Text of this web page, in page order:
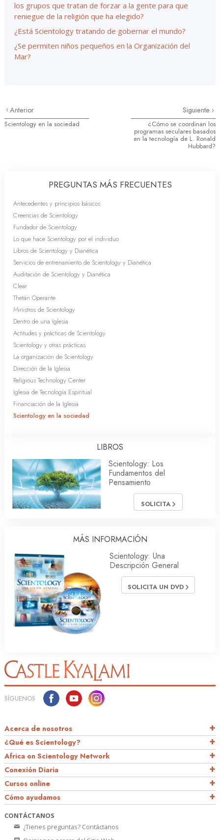
los grupos que tratan de forzar a la gente para que
reniegue de la religión que ha elegido?
¿Está Scientology tratando de gobernar el mundo?
¿Se permiten niños pequeños en la Organización del
Mar?
Anterior
Scientology en la sociedad
Siguiente
¿Cómo se coordinan los
programas seculares basados
en la tecnología de L. Ronald
Hubbard?
PREGUNTAS MÁS FRECUENTES
Antecedentes y principios básicos
Creencias de Scientology
Fundador de Scientology
Lo que hace Scientology por el individuo
Libros de Scientology y Dianética
Servicios de entrenamiento de Scientology y Dianética
Auditación de Scientology y Dianética
Clear
Thetán Operante
Ministros de Scientology
Dentro de una Iglesia
Actitudes y prácticas de Scientology
Scientology y otras prácticas
La organización de Scientology
Dirección de la Iglesia
Religious Technology Center
Iglesia de Tecnología Espiritual
Financiación de la Iglesia
Scientology en la sociedad
LIBROS
Scientology: Los
Fundamentos del
Pensamiento
SOLICITA
MÁS INFORMACIÓN
Scientology: Una
Descripción General
SOLICITA UN DVD
SÍGUENOS
Acerca de nosotros
¿Qué es Scientology?
Africa on Scientology Network
Conexión Diaria
Cursos online
Cómo ayudamos
CONTÁCTANOS
¿Tienes preguntas? Contáctanos